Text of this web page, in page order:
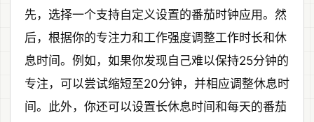
先，选择一个支持自定义设置的番茄时钟应用。然
后，根据你的专注力和工作强度调整工作时长和休
息时间。例如，如果你发现自己难以保持25分钟的
专注，可以尝试缩短至20分钟，并相应调整休息时
间。此外，你还可以设置长休息时间和每天的番茄